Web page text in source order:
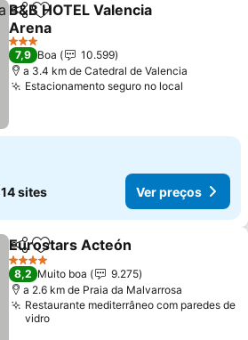
PartilharAdicionar aos favoritos
B&B HOTEL Valencia
Arena
Ver preços
3 Estrelas
7,9 Boa
10.599
a 3.4 km de Catedral de Valencia
Estacionamento seguro no local
14 sites Ver preços
PartilharAdicionar aos favoritos
Eurostars Acteón
4 Estrelas
8,2 Muito boa
9.275
a 2.6 km de Praia da Malvarrosa
Restaurante mediterrâneo com paredes de
vidro